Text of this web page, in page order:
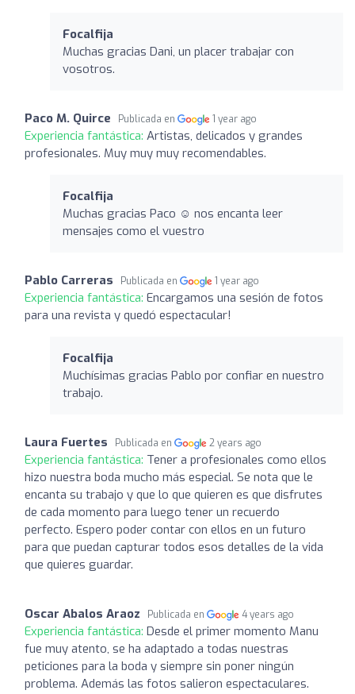
Focalfija
Muchas gracias Dani, un placer trabajar con
vosotros.
Paco M. Quirce Publicada en 1 year ago
Experiencia fantástica: Artistas, delicados y grandes
profesionales. Muy muy muy recomendables.
Focalfija
Muchas gracias Paco ☺️ nos encanta leer
mensajes como el vuestro
Pablo Carreras Publicada en 1 year ago
Experiencia fantástica: Encargamos una sesión de fotos
para una revista y quedó espectacular!
Focalfija
Muchísimas gracias Pablo por confiar en nuestro
trabajo.
Laura Fuertes Publicada en 2 years ago
Experiencia fantástica: Tener a profesionales como ellos
hizo nuestra boda mucho más especial. Se nota que le
encanta su trabajo y que lo que quieren es que disfrutes
de cada momento para luego tener un recuerdo
perfecto. Espero poder contar con ellos en un futuro
para que puedan capturar todos esos detalles de la vida
que quieres guardar.
Oscar Abalos Araoz Publicada en 4 years ago
Experiencia fantástica: Desde el primer momento Manu
fue muy atento, se ha adaptado a todas nuestras
peticiones para la boda y siempre sin poner ningún
problema. Además las fotos salieron espectaculares.